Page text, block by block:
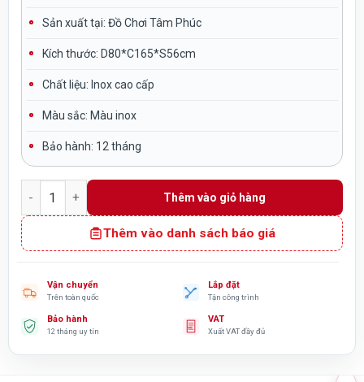
Sản xuất tại: Đồ Chơi Tâm Phúc
Kích thước: D80*C165*S56cm
Chất liệu: Inox cao cấp
Màu sắc: Màu inox
Bảo hành: 12 tháng
Tủ sấy bát inox 300 - 600 bát cho trường mầm non NT8-005
Thêm vào giỏ hàng
Thêm vào danh sách báo giá
Vận chuyển
Trên toàn quốc
Lắp đặt
Tận công trình
Bảo hành
12 tháng uy tín
VAT
Xuất VAT đầy đủ